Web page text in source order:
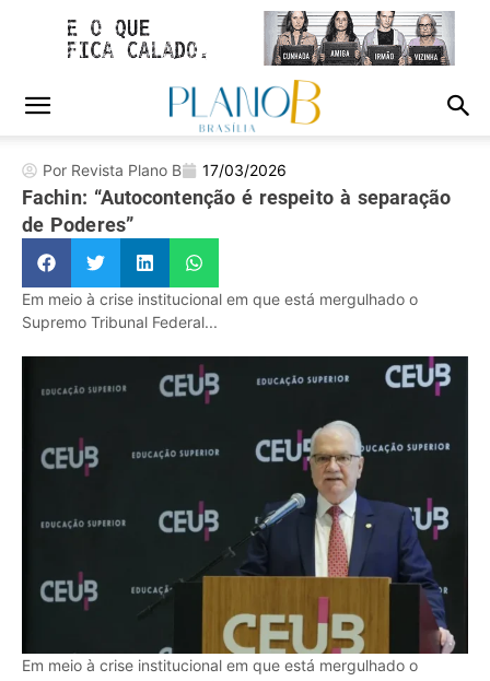
Por Revista Plano B 17/03/2026
Fachin: “Autocontenção é respeito à separação
de Poderes”
Em meio à crise institucional em que está mergulhado o
Supremo Tribunal Federal...
Em meio à crise institucional em que está mergulhado o